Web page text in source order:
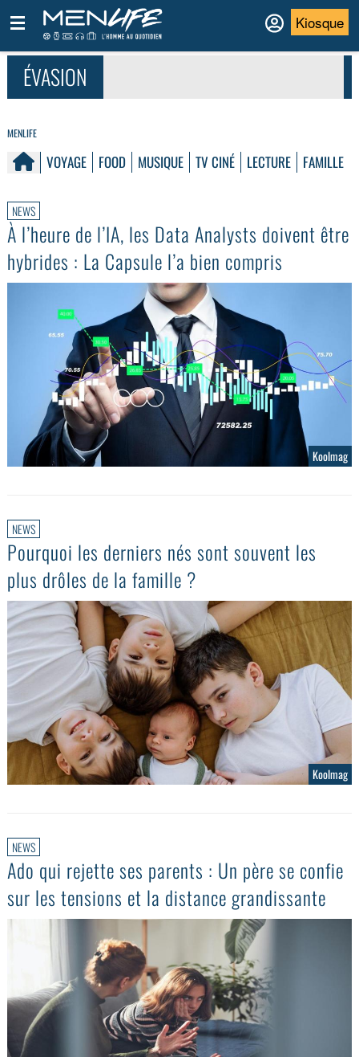
Kiosque
ÉVASION
MENLIFE
VOYAGE FOOD MUSIQUE TV CINÉ LECTURE FAMILLE
NEWS
À l’heure de l’IA, les Data Analysts doivent être
hybrides : La Capsule l’a bien compris
Koolmag
NEWS
Pourquoi les derniers nés sont souvent les
plus drôles de la famille ?
Koolmag
NEWS
Ado qui rejette ses parents : Un père se confie
sur les tensions et la distance grandissante